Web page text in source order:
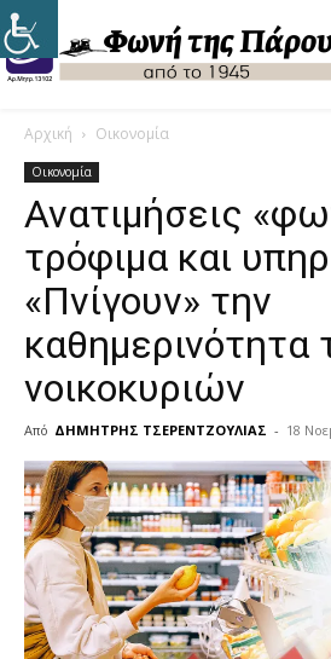
Αρχική Οικονομία
Οικονομία
Ανατιμήσεις
τρόφιμα και
«Πνίγουν» την
καθημερινότητα
νοικοκυριών
Από ΔΗΜΗΤΡΗΣ ΤΣΕΡΕΝΤΖΟΥΛΙΑΣ - 18